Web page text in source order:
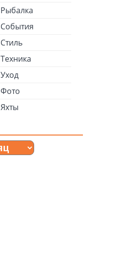
Рыбалка
События
Стиль
Техника
Уход
Фото
Яхты